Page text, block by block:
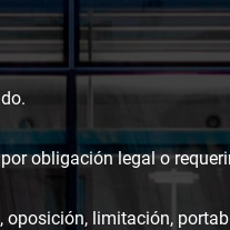
obligación legal o
oposición, limitación,